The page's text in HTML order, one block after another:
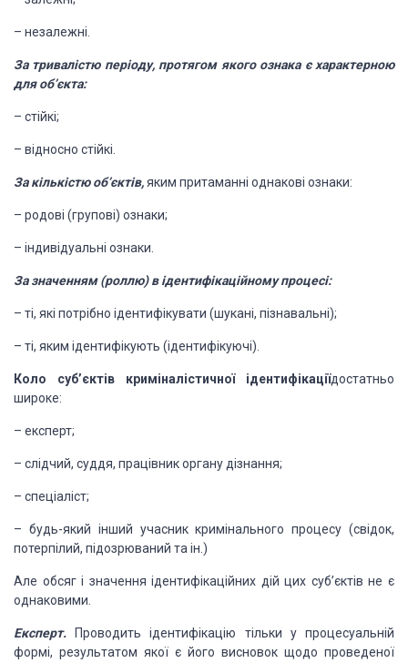
– незалежні.
За тривалістю періоду,протягом якого ознака є характер­ною
для об’єкта:
– стійкі;
– відносно стійкі.
За кількістю об’єктів,яким притаманні однакові ознаки:
– родові (групові) ознаки;
– індивідуальні ознаки.
За значенням (роллю) відентифікаційному процесі:
– ті, які потрібно ідентифікувати (шукані, пізнавальні);
– ті, яким ідентифікують (ідентифікуючі).
Коло суб’єктів криміналістичної ідентифікаціїдостатньо
широке:
– експерт;
– слідчий, суддя, працівник органу дізнання;
– спеціаліст;
– будь-який інший учасниккримінального процесу (свідок,
потерпілий, підозрюваний та ін.)
Але обсяг і значення ідентифікаційних дій цих суб’єктів не є
однаковими.
Експерт. Проводить ідентифікацію тільки у процесуальній
формі, результатом якої є його висновок щодо проведеної